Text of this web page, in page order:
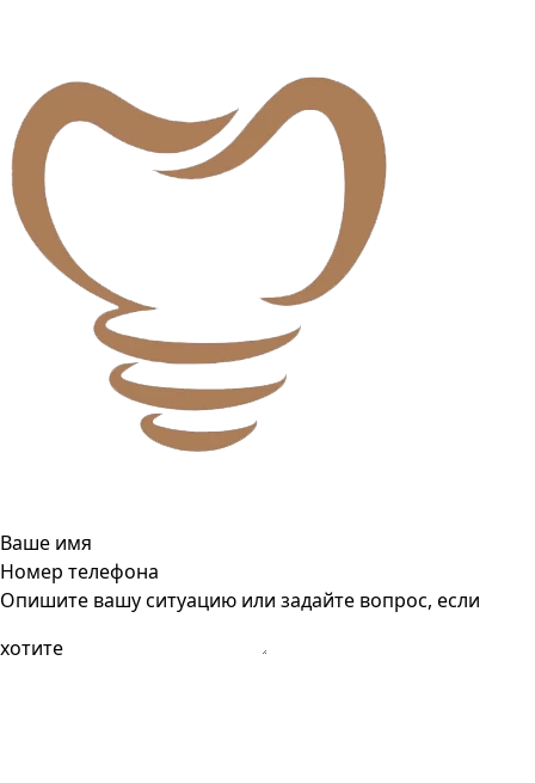
Ваше имя
Номер телефона
Опишите вашу ситуацию или задайте вопрос, если
хотите